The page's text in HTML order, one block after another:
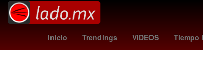
Inicio Trendings VIDEOS Tiempo
Cohete orioles - angels Matt Damon